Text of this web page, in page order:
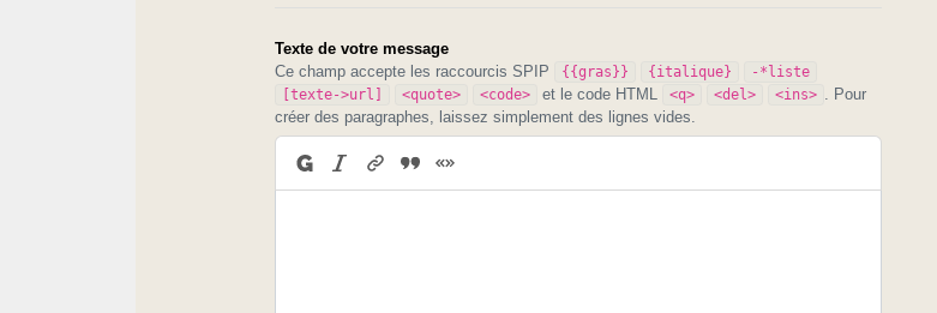
Texte de votre message
Ce champ accepte les raccourcis SPIP
{{gras}} {italique}
-*liste
[texte->url]
<quote> <code> et le code HTML <q> <del> <ins>
. Pour
créer des paragraphes, laissez simplement des lignes vides.